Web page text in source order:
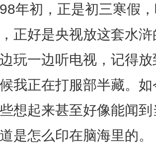
年初，正是初三寒假
正好是央视放这套水
玩一边听电视，记得
我正在打服部半藏。
想起来甚至好像能闻
是怎么印在脑海里的。